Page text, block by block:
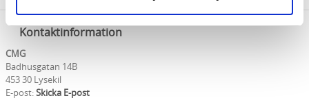
Kontaktinformation
CMG
Badhusgatan 14B
453 30 Lysekil
E-post:Skicka E-post